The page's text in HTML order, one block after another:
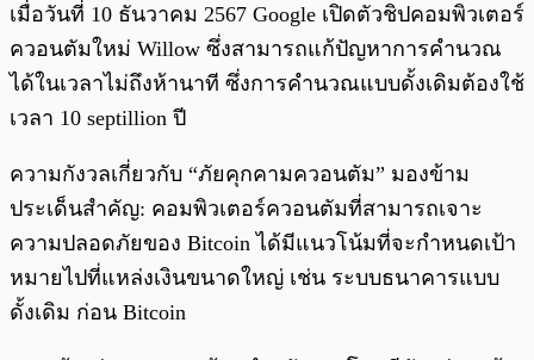
เมื่อวันที่ 10 ธันวาคม 2567 Google เปิดตัวชิปคอมพิวเตอร์
ควอนตัมใหม่ Willow ซึ่งสามารถแก้ปัญหาการคำนวณ
ได้ในเวลาไม่ถึงห้านาที ซึ่งการคำนวณแบบดั้งเดิมต้องใช้
เวลา 10 septillion ปี
ความกังวลเกี่ยวกับ “ภัยคุกคามควอนตัม” มองข้าม
ประเด็นสำคัญ: คอมพิวเตอร์ควอนตัมที่สามารถเจาะ
ความปลอดภัยของ Bitcoin ได้มีแนวโน้มที่จะกำหนดเป้า
หมายไปที่แหล่งเงินขนาดใหญ่ เช่น ระบบธนาคารแบบ
ดั้งเดิม ก่อน Bitcoin